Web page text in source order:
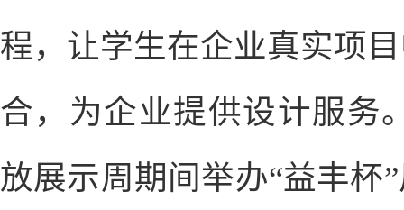
程，让学生在企业真实项
合，为企业提供设计服务
放展示周期间举办“益丰杯